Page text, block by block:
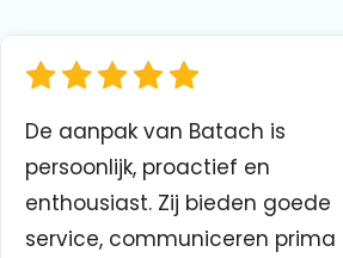
De aanpak van Batach is
persoonlijk, proactief en
enthousiast. Zij bieden goede
service, communiceren prima